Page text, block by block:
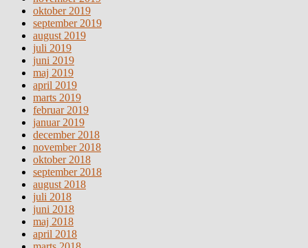
oktober 2019
september 2019
august 2019
juli 2019
juni 2019
maj 2019
april 2019
marts 2019
februar 2019
januar 2019
december 2018
november 2018
oktober 2018
september 2018
august 2018
juli 2018
juni 2018
maj 2018
april 2018